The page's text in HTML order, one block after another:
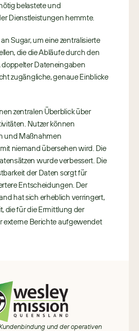
belastete und
Dienstleistungen hemmte.
Sugar, um eine zentralisierte
die die Abläufe durch den
Dateneingaben
zugängliche, genaue Einblicke
zentralen Überblick über
Nutzer können
und Maßnahmen
niemand übersehen wird. Die
wurde verbessert. Die
der Daten sorgt für
Entscheidungen. Der
hat sich erheblich verringert,
die für die Ermittlung der
externe Berichte aufgewendet
und der operativen